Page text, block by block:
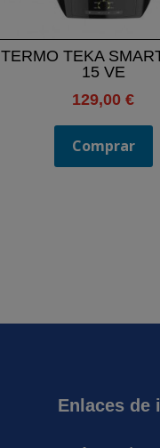
TERMO TEKA
15 VE
129,00€
Comprar
Enlaces de